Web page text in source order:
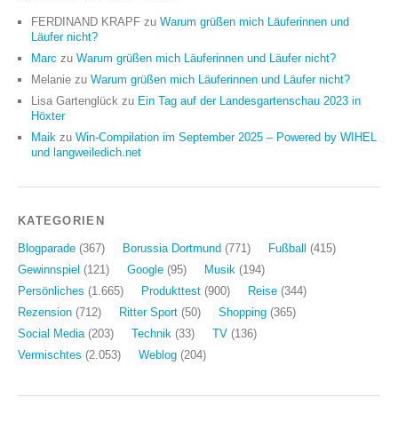
FERDINAND KRAPF zu Warum grüßen mich Läuferinnen und
Läufer nicht?
Marc zu Warum grüßen mich Läuferinnen und Läufer nicht?
Melanie zu Warum grüßen mich Läuferinnen und Läufer nicht?
Lisa Gartenglück zu Ein Tag auf der Landesgartenschau 2023 in
Höxter
Maik zu Win-Compilation im September 2025 – Powered by WIHEL
und langweiledich.net
KATEGORIEN
Blogparade (367) Borussia Dortmund (771) Fußball
(415)
Gewinnspiel (121) Google (95) Musik (194)
Persönliches (1.665) Produkttest (900) Reise (344)
Rezension (712) Ritter Sport (50) Shopping (365)
Social Media(203) Technik (33) TV (136)
Vermischtes (2.053) Weblog (204)